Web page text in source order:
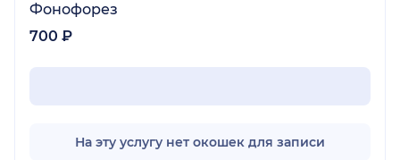
Фонофорез
700 ₽
На эту услугу нет окошек для записи